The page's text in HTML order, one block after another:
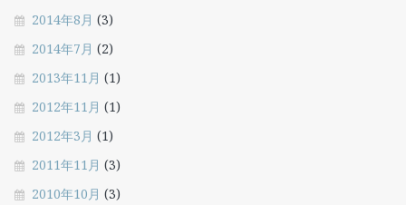
2014年8月 (3)
2014年7月 (2)
2013年11月 (1)
2012年11月 (1)
2012年3月 (1)
2011年11月 (3)
2010年10月 (3)